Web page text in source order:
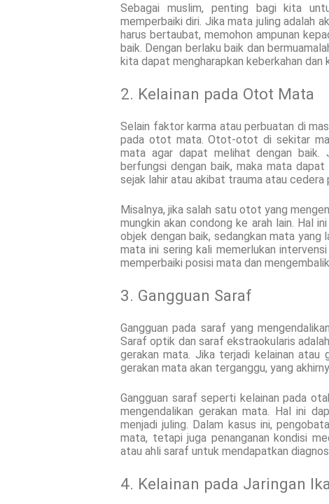
Sebagai muslim, penting bagi kita
memperbaiki diri. Jika mata juling adalah
harus bertaubat, memohon ampunan
baik. Dengan berlaku baik dan
kita dapat mengharapkan keberkahan dan
2. Kelainan pada Otot Mata
Selain faktor karma atau perbuatan di
pada otot mata. Otot-otot di sekitar
mata agar dapat melihat dengan
berfungsi dengan baik, maka mata
sejak lahir atau akibat trauma atau cedera
Misalnya, jika salah satu otot yang
mungkin akan condong ke arah lain. Hal
objek dengan baik, sedangkan mata yang
mata ini sering kali memerlukan
memperbaiki posisi mata dan
3. Gangguan Saraf
Gangguan pada saraf yang
Saraf optik dan saraf ekstraokularis
gerakan mata. Jika terjadi kelainan atau
gerakan mata akan terganggu, yang
Gangguan saraf seperti kelainan pada
mengendalikan gerakan mata. Hal ini
menjadi juling. Dalam kasus ini,
mata, tetapi juga penanganan kondisi
atau ahli saraf untuk mendapatkan
4. Kelainan pada Jaringan